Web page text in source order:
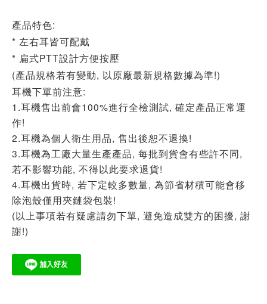
產品特色:
* 左右耳皆可配戴
* 扁式PTT設計方便按壓
(產品規格若有變動, 以原廠最新規格數據為準!)
耳機下單前注意:
1.耳機售出前會100%進行全檢測試, 確定產品正常運
作!
2.耳機為個人衛生用品, 售出後恕不退換!
3.耳機為工廠大量生產產品, 每批到貨會有些許不同,
若不影響功能, 不得以此要求退貨!
4.耳機出貨時, 若下定較多數量, 為節省材積可能會移
除泡殼僅用夾鏈袋包裝!
(以上事項若有疑慮請勿下單, 避免造成雙方的困擾, 謝
謝!)